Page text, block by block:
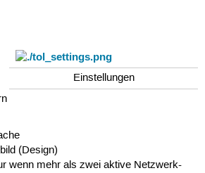
Einstellungen
(Design)
wenn mehr als zwei aktive Netzwerk-